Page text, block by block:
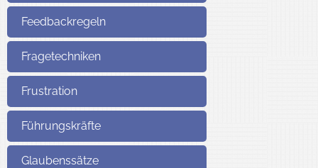
Feedbackregeln
Fragetechniken
Frustration
Führungskräfte
Glaubenssätze